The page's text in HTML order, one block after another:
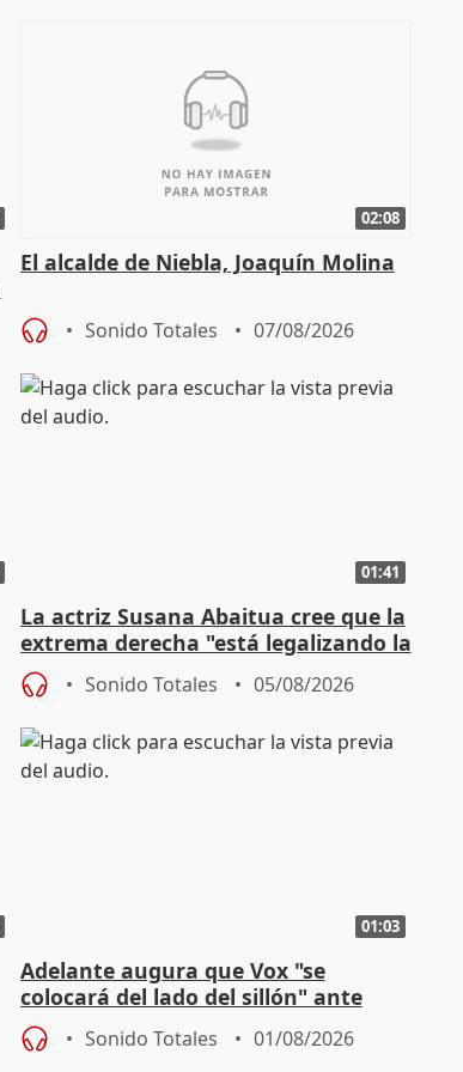
02:08
El alcalde de Niebla, Joaquín Molina
Sonido Totales 07/08/2026
01:41
La actriz Susana Abaitua cree que la
extrema derecha "está legalizando la
homofobia"
Sonido Totales 05/08/2026
01:03
Adelante augura que Vox "se
colocará del lado del sillón" ante
iniciativas de la oposición
Sonido Totales 01/08/2026